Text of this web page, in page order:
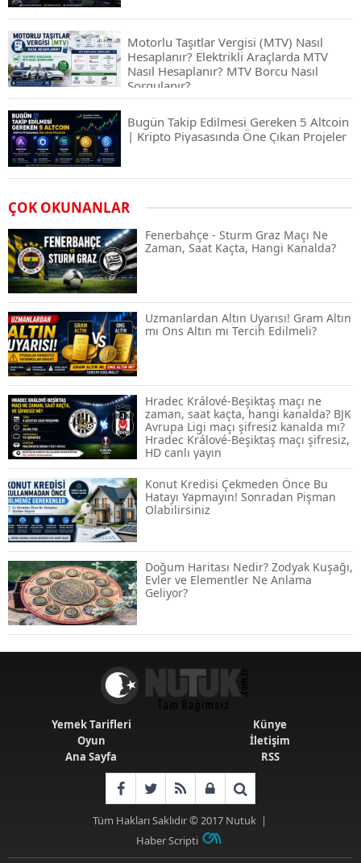
Motorlu Taşıtlar Vergisi (MTV) Nasıl
Hesaplanır? Elektrikli Araçlarda MTV
Nasıl Hesaplanır? MTV Borcu Nasıl
Sorgulanır?
Bugün Takip Edilmesi Gereken 5 Altcoin
| Kripto Piyasasında Öne Çıkan Projeler
Airdrop Nasıl Alınır? Kripto Para Airdrop
Rehberi ve Güvenli Katılım Yöntemleri
Spot ve Vadeli İşlem Arasındaki Farklar |
Hangi Piyasa Sizin İçin Daha Uygun?
ABD-İran Anlaşması Sonrası Altın
Rekora Koştu, Petrol Fiyatları Sert Düştü
Temmuz 2026 Maaş Zammı Netleşiyor!
Memur, Emekli ve Sosyal Yardımlarda
Yeni Oranlar
KOSGEB’den KOBİ’lere Dev Finansman
Hamlesi: 36 Ay Vadeli 30 Milyon TL
Destek
Emekli Maaşlarında Temmuz Hesabı:
Zam Oranı ve Taban Aylık İçin Yeni
Senaryolar
ÇOK OKUNANLAR
Fenerbahçe - Sturm Graz Maçı Ne
Zaman, Saat Kaçta, Hangi Kanalda?
Uzmanlardan Altın Uyarısı! Gram Altın
mı Ons Altın mı Tercih Edilmeli?
Hradec Králové-Beşiktaş maçı ne
zaman, saat kaçta, hangi kanalda? BJK
Avrupa Ligi maçı şifresiz kanalda mı?
Hradec Králové-Beşiktaş maçı şifresiz,
HD canlı yayın
Konut Kredisi Çekmeden Önce Bu
Hatayı Yapmayın! Sonradan Pişman
Olabilirsiniz
Doğum Haritası Nedir? Zodyak Kuşağı,
Evler ve Elementler Ne Anlama
Geliyor?
Yemek Tarifleri
Oyun
Ana Sayfa
Künye
İletişim
RSS
Tüm Hakları Saklıdır © 2017 Nutuk|
Haber Scripti